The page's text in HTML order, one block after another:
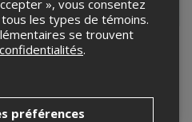
LOSTBOY CARLOS -
FRETTE LAB TOUR
rivière, QC
», vous consentez
les types de témoins.
se trouvent
.
préférences